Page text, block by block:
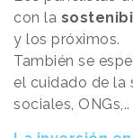
con la
y los próximos.
También se
el cuidado de la
sociales, ONGs,..